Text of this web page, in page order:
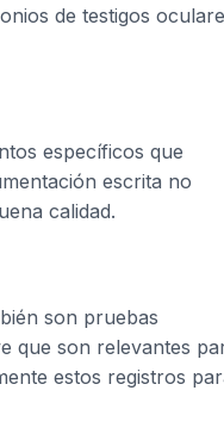
de testigos
específicos que
escrita no
calidad.
son pruebas
que son relevantes
estos registros